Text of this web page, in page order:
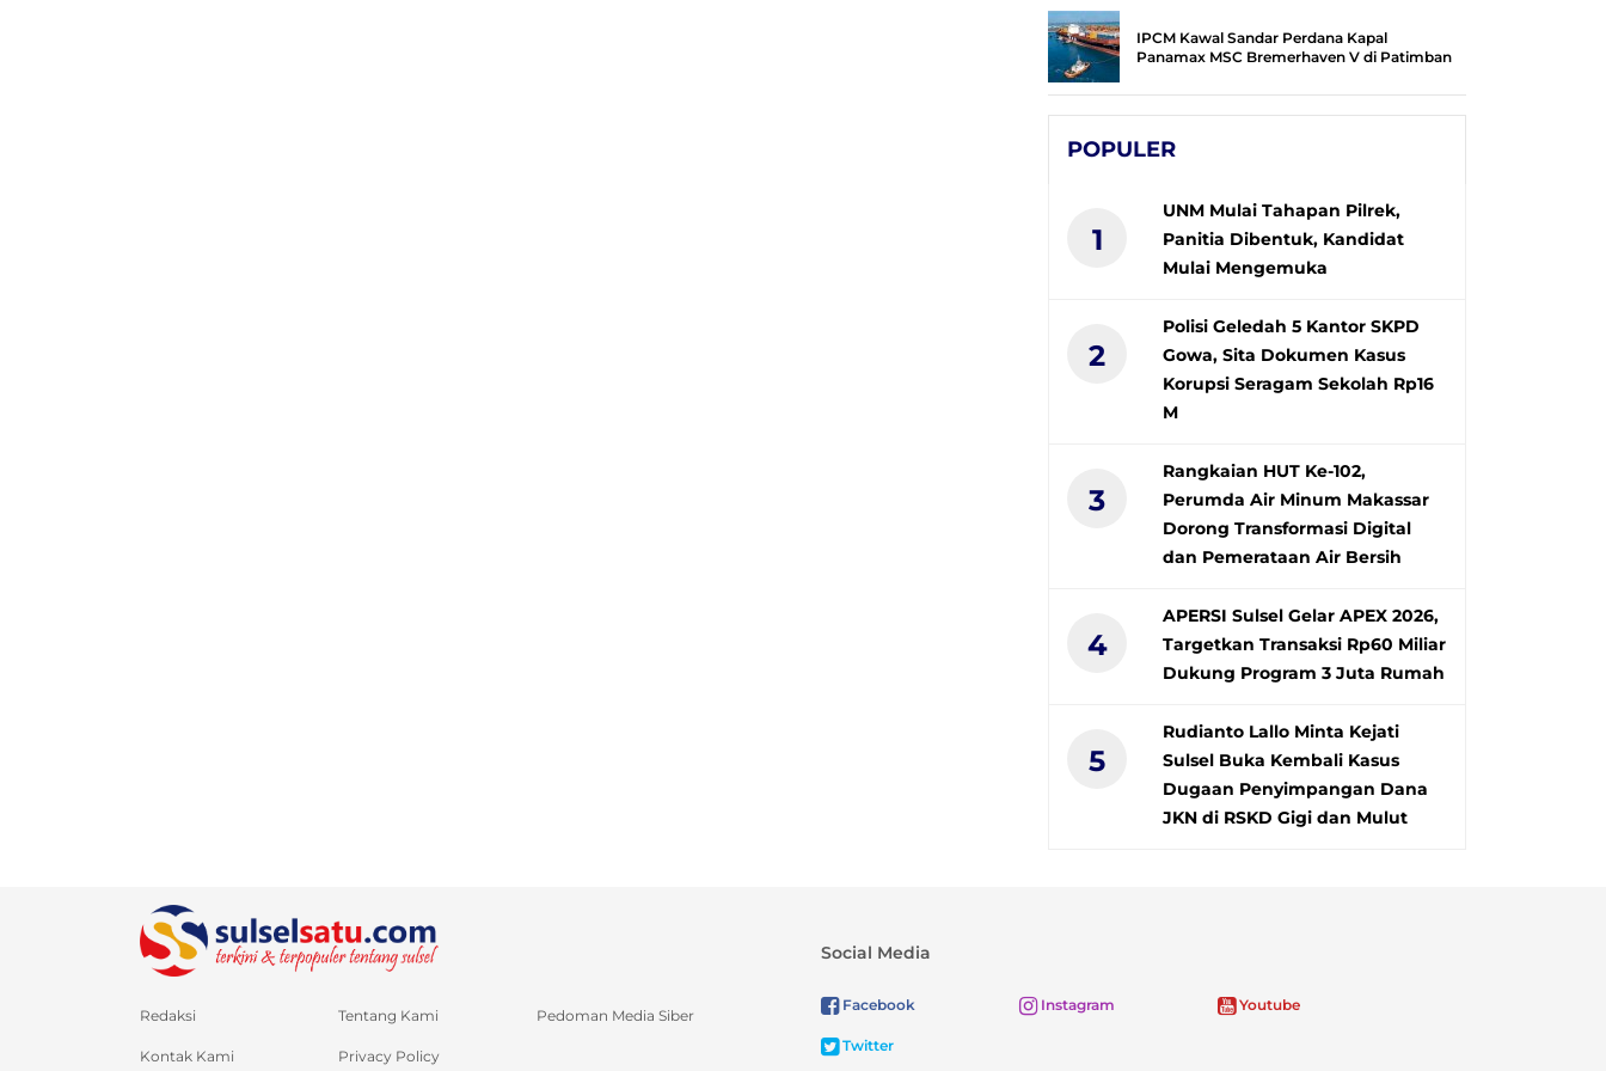
IPCM Kawal Sandar Perdana Kapal
Panamax MSC Bremerhaven V di Patimban
POPULER
1
UNM Mulai Tahapan Pilrek,
Panitia Dibentuk, Kandidat
Mulai Mengemuka
2
Polisi Geledah 5 Kantor SKPD
Gowa, Sita Dokumen Kasus
Korupsi Seragam Sekolah Rp16
M
3
Rangkaian HUT Ke-102,
Perumda Air Minum Makassar
Dorong Transformasi Digital
dan Pemerataan Air Bersih
4
APERSI Sulsel Gelar APEX 2026,
Targetkan Transaksi Rp60 Miliar
Dukung Program 3 Juta Rumah
5
Rudianto Lallo Minta Kejati
Sulsel Buka Kembali Kasus
Dugaan Penyimpangan Dana
JKN di RSKD Gigi dan Mulut
Redaksi Tentang Kami Pedoman Media Siber
Kontak Kami Privacy Policy
Social Media
Facebook Instagram Youtube
Twitter